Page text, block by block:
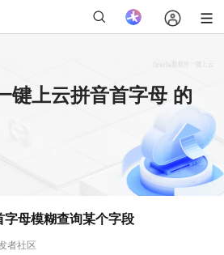
键上云拼音首字母 的
者社区
母模糊查询某个字段